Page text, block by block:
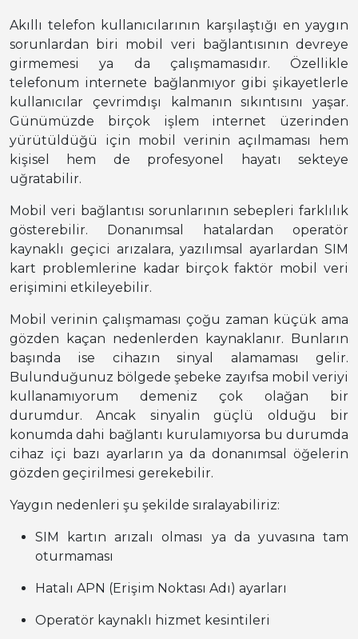
Akıllı telefon kullanıcılarının karşılaştığı en yaygın
sorunlardan biri mobil veri bağlantısının devreye
girmemesi ya da çalışmamasıdır. Özellikle
telefonum internete bağlanmıyor gibi şikayetlerle
kullanıcılar çevrimdışı kalmanın sıkıntısını yaşar.
Günümüzde birçok işlem internet üzerinden
yürütüldüğü için mobil verinin açılmaması hem
kişisel hem de profesyonel hayatı sekteye
uğratabilir.
Mobil veri bağlantısı sorunlarının sebepleri farklılık
gösterebilir. Donanımsal hatalardan operatör
kaynaklı geçici arızalara, yazılımsal ayarlardan SIM
kart problemlerine kadar birçok faktör mobil veri
erişimini etkileyebilir.
Mobil verinin çalışmaması çoğu zaman küçük ama
gözden kaçan nedenlerden kaynaklanır. Bunların
başında ise cihazın sinyal alamaması gelir.
Bulunduğunuz bölgede şebeke zayıfsa mobil veriyi
kullanamıyorum demeniz çok olağan bir
durumdur. Ancak sinyalin güçlü olduğu bir
konumda dahi bağlantı kurulamıyorsa bu durumda
cihaz içi bazı ayarların ya da donanımsal öğelerin
gözden geçirilmesi gerekebilir.
Yaygın nedenleri şu şekilde sıralayabiliriz:
SIM kartın arızalı olması ya da yuvasına tam
oturmaması
Hatalı APN (Erişim Noktası Adı) ayarları
Operatör kaynaklı hizmet kesintileri